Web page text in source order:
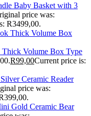
Baby Basket with 3
price was:
R3499,00.
Volume Box Type
R99,00Current price is:
Ceramic Reader
price was:
Gold Ceramic Bear